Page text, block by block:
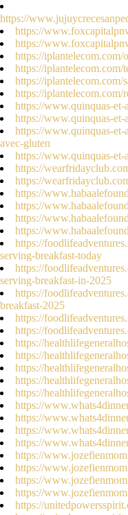
https://
https://
https://
https://iplantelecom.com/
https://iplantelecom.com/
https://iplantelecom.com/
https://iplantelecom.com/
https://www.quinquas-et-
https://www.quinquas-et-
https://www.quinquas-et-
avec-gluten
https://www.quinquas-et-
https://
https://
https://
https://
https://
https://
https://
serving-breakfast-today
https://
serving-breakfast-in-2025
https://
breakfast-2025
https://
https://
https://
https://
https://
https://
https://
https://
https://
https://
https://
https://
https://
https://
https://
https://